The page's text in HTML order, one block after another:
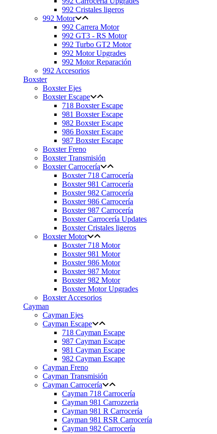
992 Cristales ligeros
992 Motor
992 Carrera Motor
992 GT3 - RS Motor
992 Turbo GT2 Motor
992 Motor Upgrades
992 Motor Reparación
992 Accesorios
Boxster
Boxster Ejes
Boxster Escape
718 Boxster Escape
981 Boxster Escape
982 Boxster Escape
986 Boxster Escape
987 Boxster Escape
Boxster Freno
Boxster Transmisión
Boxster Carrocería
Boxster 718 Carrocería
Boxster 981 Carrocería
Boxster 982 Carrocería
Boxster 986 Carrocería
Boxster 987 Carrocería
Boxster Carrocería Updates
Boxster Cristales ligeros
Boxster Motor
Boxster 718 Motor
Boxster 981 Motor
Boxster 986 Motor
Boxster 987 Motor
Boxster 982 Motor
Boxster Motor Upgrades
Boxster Accesorios
Cayman
Cayman Ejes
Cayman Escape
718 Cayman Escape
987 Cayman Escape
981 Cayman Escape
982 Cayman Escape
Cayman Freno
Cayman Transmisión
Cayman Carrocería
Cayman 718 Carrocería
Cayman 981 Carrozzeria
Cayman 981 R Carrocería
Cayman 981 RSR Carrocería
Cayman 982 Carrocería